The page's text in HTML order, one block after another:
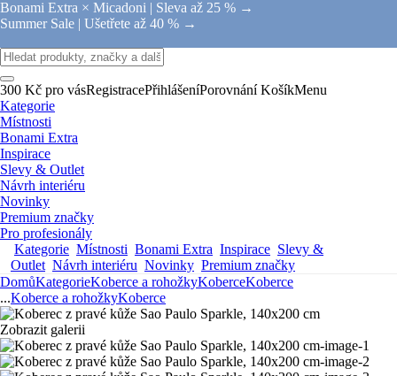
Bonami Extra × Micadoni | Sleva až 25 % →
Summer Sale | Ušetřete až 40 % →
300 Kč pro vásRegistracePřihlášeníPorovnání KošíkMenu
Kategorie
Místnosti
Bonami Extra
Inspirace
Slevy & Outlet
Návrh interiéru
Novinky
Premium značky
Pro profesionály
Kategorie Místnosti Bonami Extra Inspirace Slevy &
Outlet Návrh interiéru Novinky Premium značky
DomůKategorieKoberce a rohožkyKoberceKoberce
...Koberce a rohožkyKoberce
Zobrazit galerii